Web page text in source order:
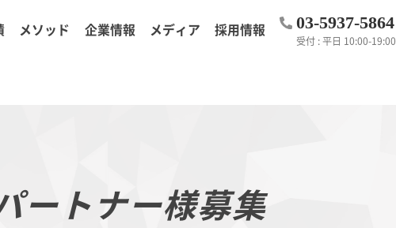
メソッド 企業情報 メディア 採用情報 03-5937-5864
受付 : 平日 10:00-19:00
ートナー様募集